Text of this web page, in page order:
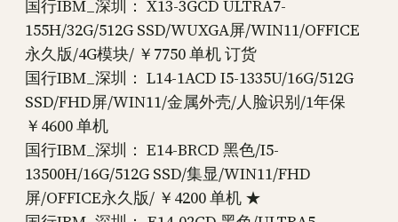
国行IBM_深圳： X13-3GCD ULTRA7-
155H/32G/512G SSD/WUXGA屏/WIN11/OFFICE
永久版/4G模块/ ￥7750 单机 订货
国行IBM_深圳： L14-1ACD I5-1335U/16G/512G
SSD/FHD屏/WIN11/金属外壳/人脸识别/1年保
￥4600 单机
国行IBM_深圳： E14-BRCD 黑色/I5-
13500H/16G/512G SSD/集显/WIN11/FHD
屏/OFFICE永久版/ ￥4200 单机 ★